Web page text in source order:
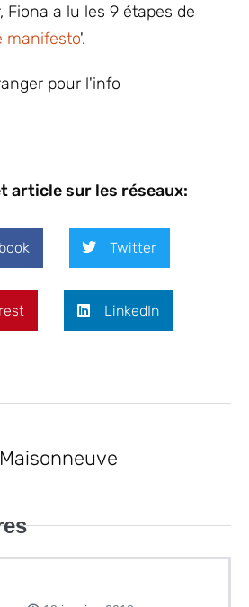
Fiona a lu les 9 étapes de
manifesto'.
pour l'info
article sur les réseaux:
Twitter
LinkedIn